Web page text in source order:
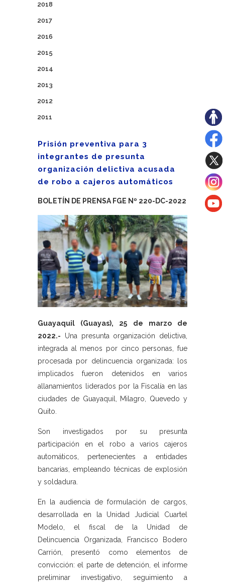
2018
2017
2016
2015
2014
2013
2012
2011
Prisión preventiva para 3
integrantes de presunta
organización delictiva acusada
de robo a cajeros automáticos
BOLETÍN DE PRENSA FGE Nº 220-DC-2022
Guayaquil (Guayas), 25 de marzo de
2022.- Una presunta organización delictiva,
integrada al menos por cinco personas, fue
procesada por delincuencia organizada: los
implicados fueron detenidos en varios
allanamientos liderados por la Fiscalía en las
ciudades de Guayaquil, Milagro, Quevedo y
Quito.
Son investigados por su presunta
participación en el robo a varios cajeros
automáticos, pertenecientes a entidades
bancarias, empleando técnicas de explosión
y soldadura.
En la audiencia de formulación de cargos,
desarrollada en la Unidad Judicial Cuartel
Modelo, el fiscal de la Unidad de
Delincuencia Organizada, Francisco Bodero
Carrión, presentó como elementos de
convicción: el parte de detención, el informe
preliminar investigativo, seguimiento a